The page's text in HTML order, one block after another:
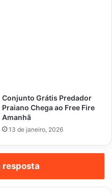
Conjunto Grátis Predador
Praiano Chega ao Free Fire
Amanhã
13 de janeiro, 2026
resposta